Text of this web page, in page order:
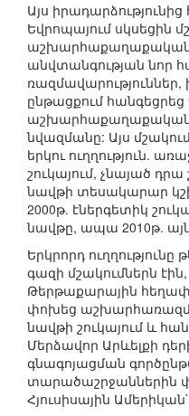
Այս
Եվրոպայում սկսեցին
անվտանգության նոր
ռազմավարություններ,
ընթացքում
աշխարհաքաղաքական
նվազմանը: Այս
երկու ուղղություն.
շուկայում, չնայած
նավթի տեսակարար
2000թ. էներգետիկ
նավթը, ապա 2010թ. այն
Երկրորդ
գազի մշակումներն
Թերթաքարային
փոխեց
նավթի շուկայում և
Մերձավոր Արևելքի
գնագոյացման
տարածաշրջաններին
Հյուսիսային